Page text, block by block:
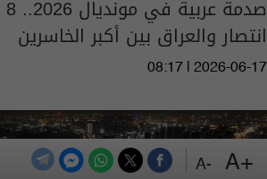
+A
-A
انتصار والعراق بين أكبر الخاسرين
08:17 | 2026-06-17